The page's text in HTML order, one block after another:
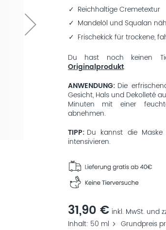
Reichhaltige Cremetextur
Mandelöl und Squalan
Frischekick für trockene,
Du hast noch keinen
Originalprodukt.
ANWENDUNG Die
Gesicht, Hals und Dekolleté
Minuten mit einer
abnehmen.
TIPP Du kannst die
intensivieren.
31,90 € inkl. MwSt. und
Inhalt 50 ml Grundpreis